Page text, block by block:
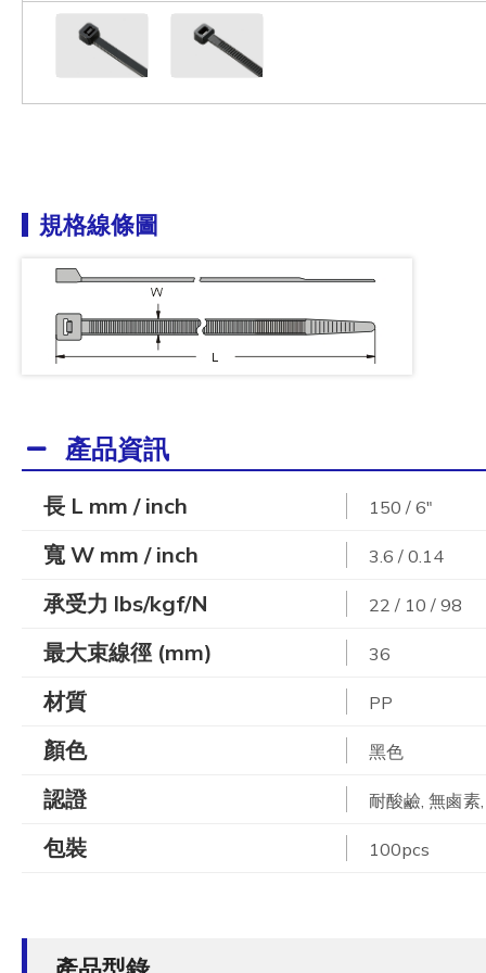
規格線條圖
產品資訊
長 L mm / inch 150 / 6"
寬 W mm / inch 3.6 / 0.14
承受力 lbs/kgf/N 22 / 10 / 98
最大束線徑 (mm) 36
材質 PP
顏色 黑色
認證 耐酸鹼, 無鹵素
包裝 100pcs